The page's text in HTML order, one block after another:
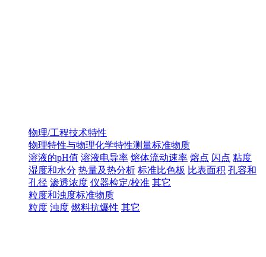
物理/工程技术特性
物理特性与物理化学特性测量标准物质
溶液的pH值 溶液电导率 熔体流动速率 熔点 闪点 粘度
湿度和水分 热量及热分析 标准比色板 比表面积 孔容和
孔径 渗透浓度 仪器检定/校准 其它
粒度和浊度标准物质
粒度 浊度 燃料抗爆性 其它